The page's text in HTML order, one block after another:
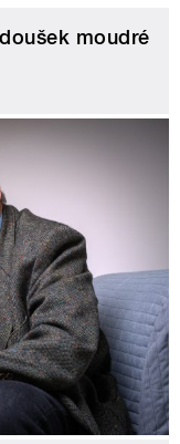
moudré